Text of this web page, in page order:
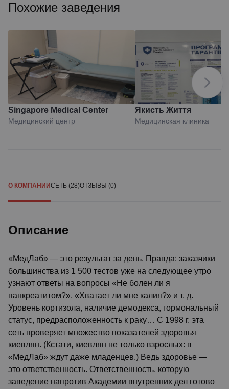
Похожие заведения
Singapore Medical Center
Медицинский центр
Якисть Життя
Медицинская клиника
О КОМПАНИИСЕТЬ (28)ОТЗЫВЫ (0)
Описание
«МедЛаб» — это результат за день. Правда: заказчики
большинства из 1 500 тестов уже на следующее утро
узнают ответы на вопросы «Не болен ли я
панкреатитом?», «Хватает ли мне калия?» и т. д.
Уровень кортизола, наличие демодекса, гормональный
статус, предрасположенность к раку… С 1998 г. эта
сеть проверяет множество показателей здоровья
киевлян. (Кстати, киевлян не только взрослых: в
«МедЛаб» ждут даже младенцев.) Ведь здоровье —
это ответственность. Ответственность, которую
заведение напротив Академии внутренних дел готово